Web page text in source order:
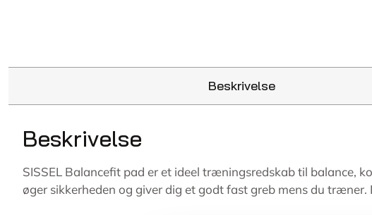
Beskrivelse
Beskrivelse
SISSEL Balancefit pad er et ideel træningsredskab til balance,
øger sikkerheden og giver dig et godt fast greb mens du